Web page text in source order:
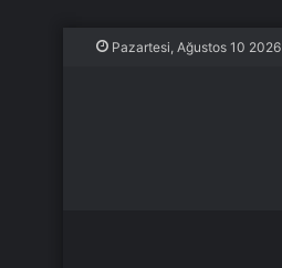
Pazartesi, Ağustos 10 2026